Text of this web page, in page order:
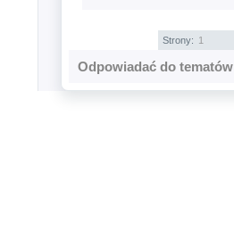
Strony: 1
Odpowiadać do